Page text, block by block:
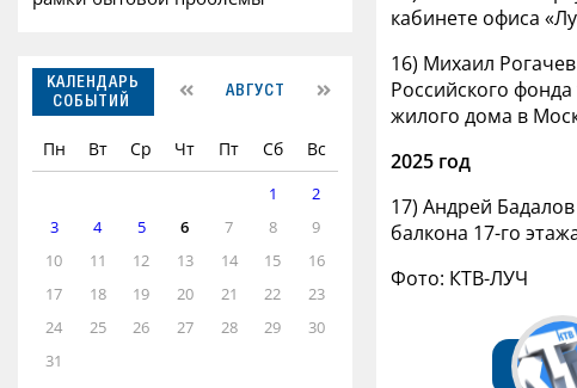
КАЛЕНДАРЬ
СОБЫТИЙ
АВГУСТ
Пн Вт Ср Чт Пт Сб Вс
1
2
3
4 5 6 7 8
9
10
11 12 13 14 15
16
17
18 19 20 21 22
23
24
25 26 27 28 29
30
31
кабинете офиса
16) Михаил
Российского
жилого дома в
2025 год
17) Андрей
балкона 17-го
Фото: КТВ-ЛУЧ